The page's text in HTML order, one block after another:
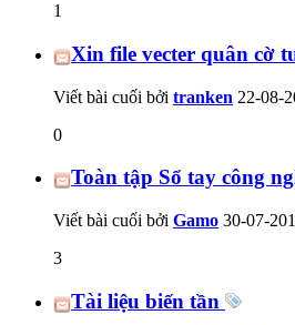
1
Xin file vecter quân cờ
Viết bài cuối bởi tranken 22-08-
0
Toàn tập Sổ tay công
Viết bài cuối bởi Gamo 30-07-
3
Tài liệu biến tần